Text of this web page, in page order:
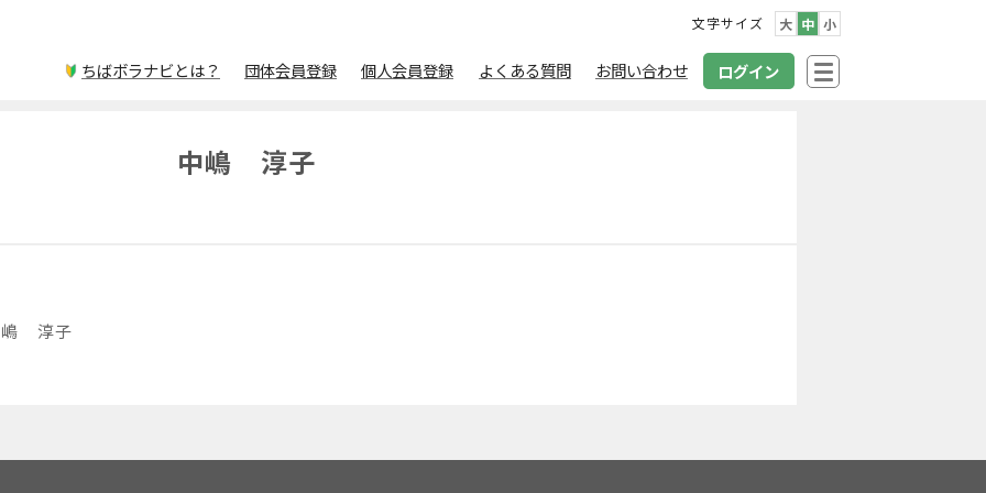
文字サイズ 大 中 小
ちばボラナビとは？ 団体会員登録 個人会員登録 よくある質問 お問い合わせ ログイン
中嶋 淳子
嶋 淳子